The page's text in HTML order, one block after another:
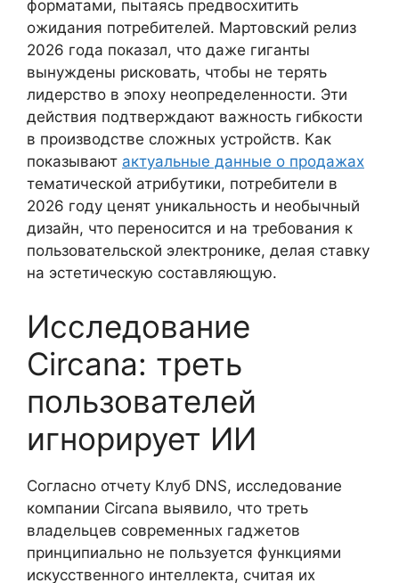
форматами, пытаясь предвосхитить
ожидания потребителей. Мартовский релиз
2026 года показал, что даже гиганты
вынуждены рисковать, чтобы не терять
лидерство в эпоху неопределенности. Эти
действия подтверждают важность гибкости
в производстве сложных устройств. Как
показывают актуальные данные о продажах
тематической атрибутики, потребители в
2026 году ценят уникальность и необычный
дизайн, что переносится и на требования к
пользовательской электронике, делая ставку
на эстетическую составляющую.
Исследование
Circana: треть
пользователей
игнорирует ИИ
Согласно отчету Клуб DNS, исследование
компании Circana выявило, что треть
владельцев современных гаджетов
принципиально не пользуется функциями
искусственного интеллекта, считая их